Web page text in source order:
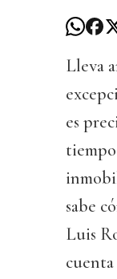
Lleva
es
sabe
Luis